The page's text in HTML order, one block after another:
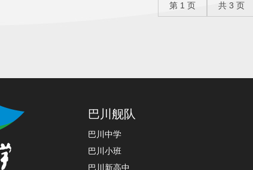
第 1 页 共 3 页
巴川舰队
巴川中学
巴川小班
巴川新高中